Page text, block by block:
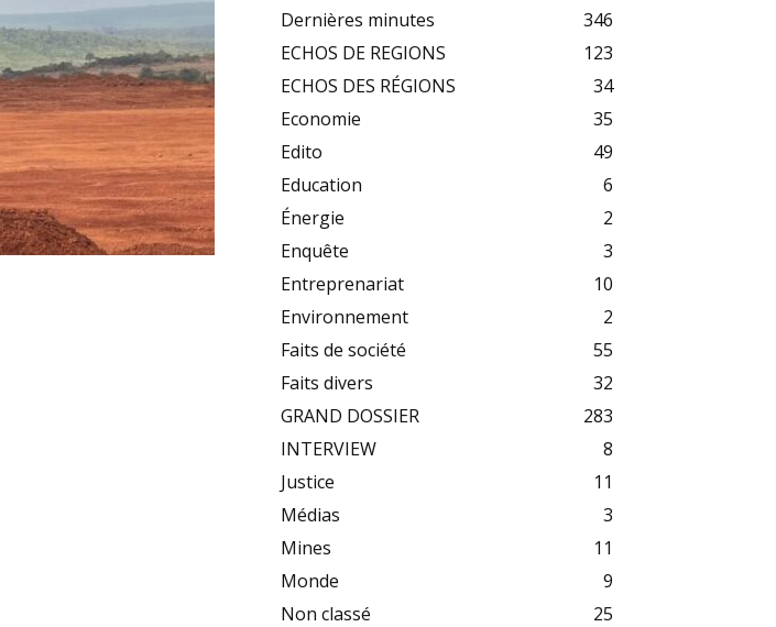
Dernières minutes
346
ECHOS DE REGIONS
123
ECHOS DES RÉGIONS
34
Economie
35
Edito
49
Education
6
Énergie
2
Enquête
3
Entreprenariat
10
Environnement
2
Faits de société
55
Faits divers
32
GRAND DOSSIER
283
INTERVIEW
8
Justice
11
Médias
3
Mines
11
Monde
9
Non classé
25